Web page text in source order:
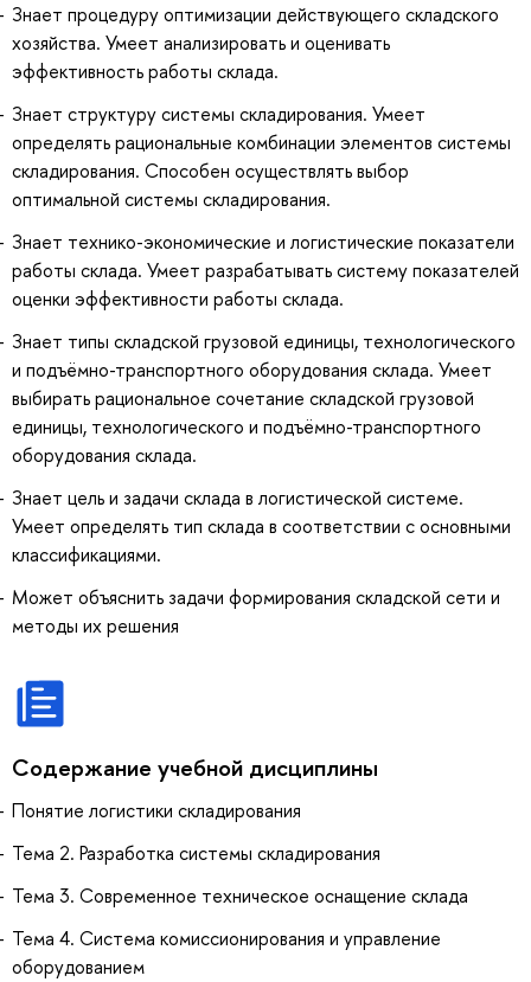
Знает процедуру оптимизации действующего складского
хозяйства. Умеет анализировать и оценивать
эффективность работы склада.
Знает структуру системы складирования. Умеет
определять рациональные комбинации элементов системы
складирования. Способен осуществлять выбор
оптимальной системы складирования.
Знает технико-экономические и логистические показатели
работы склада. Умеет разрабатывать систему показателей
оценки эффективности работы склада.
Знает типы складской грузовой единицы, технологического
и подъёмно-транспортного оборудования склада. Умеет
выбирать рациональное сочетание складской грузовой
единицы, технологического и подъёмно-транспортного
оборудования склада.
Знает цель и задачи склада в логистической системе.
Умеет определять тип склада в соответствии с основными
классификациями.
Может объяснить задачи формирования складской сети и
методы их решения
Содержание учебной дисциплины
Понятие логистики складирования
Тема 2. Разработка системы складирования
Тема 3. Современное техническое оснащение склада
Тема 4. Система комиссионирования и управление
оборудованием